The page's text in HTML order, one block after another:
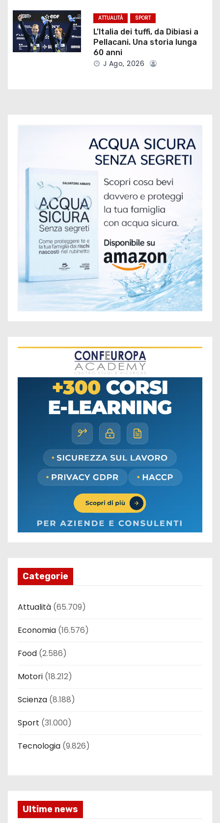
r
t
i
ATTUALITÀ SPORT
L’Italia dei tuffi, da Dibiasi a
Pellacani. Una storia lunga
60 anni
J Ago, 2026
Categorie
Attualità (65.709)
Economia (16.576)
Food (2.586)
Motori (18.212)
Scienza (8.188)
Sport (31.000)
Tecnologia (9.826)
Ultime news